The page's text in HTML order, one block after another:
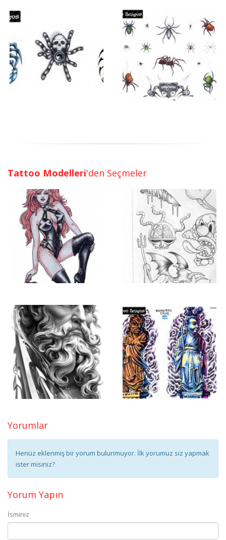
Tattoo Modelleri'den Seçmeler
Yorumlar
Henüz eklenmiş bir yorum bulunmuyor. İlk yorumuz siz yapmak
ister misiniz?
Yorum Yapın
İsminiz